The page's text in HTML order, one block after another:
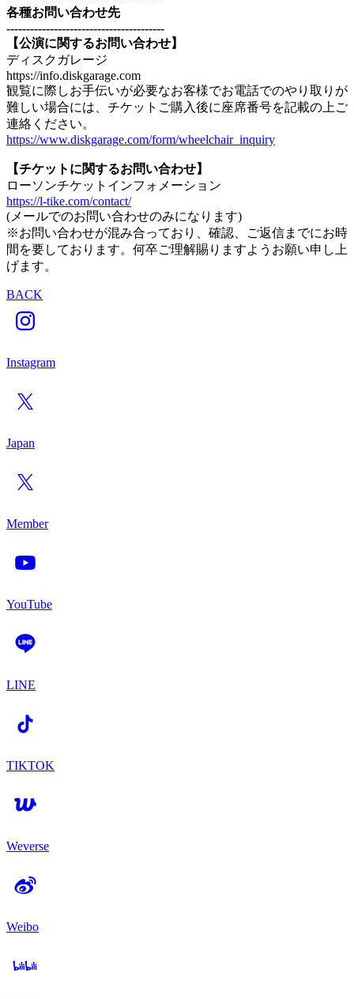
各種お問い合わせ先
----------------------------------------
【公演に関するお問い合わせ】
ディスクガレージ
https://info.diskgarage.com
観覧に際しお手伝いが必要なお客様でお電話でのやり取りが
難しい場合には、チケットご購入後に座席番号を記載の上ご
連絡ください。
https://www.diskgarage.com/form/wheelchair_inquiry
【チケットに関するお問い合わせ】
ローソンチケットインフォメーション
https://l-tike.com/contact/
(メールでのお問い合わせのみになります)
※お問い合わせが混み合っており、確認、ご返信までにお時
間を要しております。何卒ご理解賜りますようお願い申し上
げます。
BACK
Instagram
Japan
Member
YouTube
LINE
TIKTOK
Weverse
Weibo